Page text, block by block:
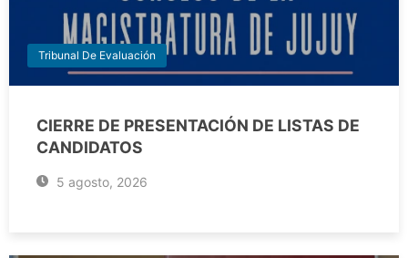
Tribunal De Evaluación
CIERRE DE PRESENTACIÓN DE LISTAS DE
CANDIDATOS
5 agosto, 2026